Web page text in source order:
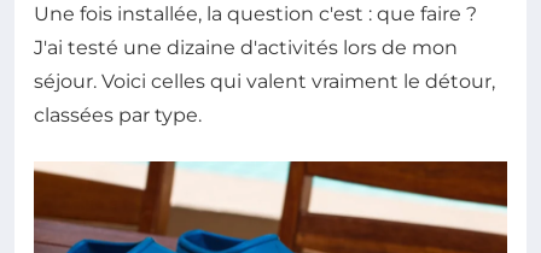
Une fois installée, la question c'est : que faire ?
J'ai testé une dizaine d'activités lors de mon
séjour. Voici celles qui valent vraiment le détour,
classées par type.